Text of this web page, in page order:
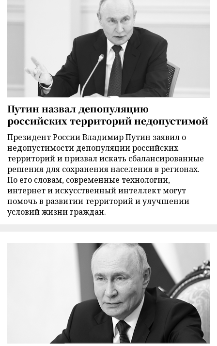
Путин назвал депопуляцию
российских территорий недопустимой
Президент России Владимир Путин заявил о
недопустимости депопуляции российских
территорий и призвал искать сбалансированные
решения для сохранения населения в регионах.
По его словам, современные технологии,
интернет и искусственный интеллект могут
помочь в развитии территорий и улучшении
условий жизни граждан.